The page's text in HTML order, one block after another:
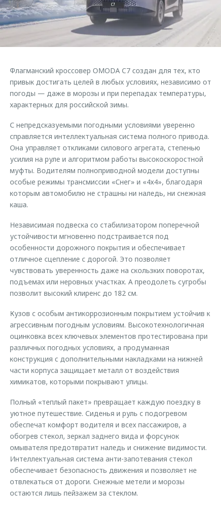
Страхование
Кредитный калькулятор
Аксессуары
Оригинальные аксессуары
Запчасти
Калькулятор трейд-ин
Дополнительная техническая поддержка
Руководства по эксплуатации
Клиентская поддержка
Клуб владельцев OMODA
Приложение O&J
Одежда и сувениры
Оригинальные аксессуары
Запчасти
Обратная связь
Флагманский кроссовер OMODA C7 создан для тех, кто
привык достигать целей в любых условиях, независимо от
погоды — даже в морозы и при перепадах температуры,
характерных для российской зимы.
С непредсказуемыми погодными условиями уверенно
справляется интеллектуальная система полного привода.
Она управляет откликами силового агрегата, степенью
усилия на руле и алгоритмом работы высокоскоростной
муфты. Водителям полноприводной модели доступны
особые режимы трансмиссии «Снег» и «4х4», благодаря
которым автомобилю не страшны ни наледь, ни снежная
каша.
Независимая подвеска со стабилизатором поперечной
устойчивости мгновенно подстраивается под
особенности дорожного покрытия и обеспечивает
отличное сцепление с дорогой. Это позволяет
чувствовать уверенность даже на скользких поворотах,
подъемах или неровных участках. А преодолеть сугробы
позволит высокий клиренс до 182 см.
Кузов с особым антикоррозионным покрытием устойчив к
агрессивным погодным условиям. Высокотехнологичная
оцинковка всех ключевых элементов протестирована при
различных погодных условиях, а продуманная
конструкция с дополнительными накладками на нижней
части корпуса защищает металл от воздействия
химикатов, которыми покрывают улицы.
Полный «теплый пакет» превращает каждую поездку в
уютное путешествие. Сиденья и руль с подогревом
обеспечат комфорт водителя и всех пассажиров, а
обогрев стекол, зеркал заднего вида и форсунок
омывателя предотвратит наледь и снижение видимости.
Интеллектуальная система анти-запотевания стекол
обеспечивает безопасность движения и позволяет не
отвлекаться от дороги. Снежные метели и морозы
остаются лишь пейзажем за стеклом.